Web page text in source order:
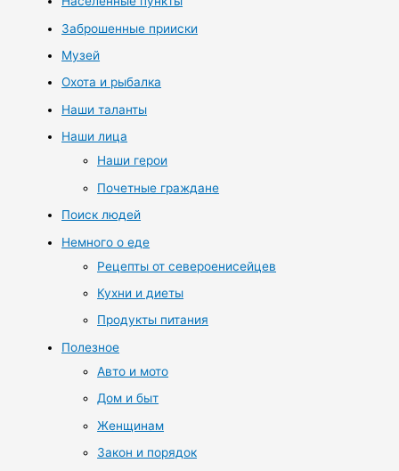
Заброшенные прииски
Музей
Охота и рыбалка
Наши таланты
Наши лица
Наши герои
Почетные граждане
Поиск людей
Немного о еде
Рецепты от североенисейцев
Кухни и диеты
Продукты питания
Полезное
Авто и мото
Дом и быт
Женщинам
Закон и порядок